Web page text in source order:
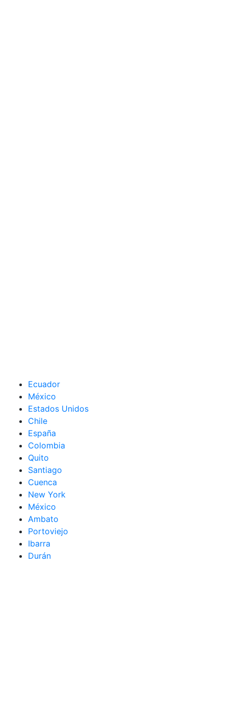
Ecuador
México
Estados Unidos
Chile
España
Colombia
Quito
Santiago
Cuenca
New York
México
Ambato
Portoviejo
Ibarra
Durán